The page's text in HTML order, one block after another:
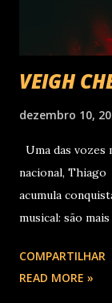
VEIGH
dezembro 10,
Uma das vozes
nacional,
acumula
musical: são
10 milhões de
entre os nomes
COMPARTILHAR
READ MORE »